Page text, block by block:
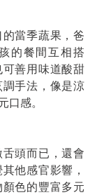
當季蔬果，爸
的餐間互相搭
善用味道酸甜
手法，像是涼
口感。
頭而已，還會
他感官影響，
色的豐富多元